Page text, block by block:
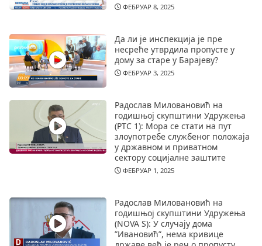
ФЕБРУАР 8, 2025
Да ли је инспекција је пре
несреће утврдила пропусте у
дому за старе у Барајеву?
ФЕБРУАР 3, 2025
Радослав Миловановић на
годишњој скупштини Удружења
(РТС 1): Мора се стати на пут
злоупотребе службеног положаја
у државном и приватном
сектору социјалне заштите
ФЕБРУАР 1, 2025
Радослав Миловановић на
годишњој скупштини Удружења
(NOVA S): У случају дома
”Ивановић”, нема кривице